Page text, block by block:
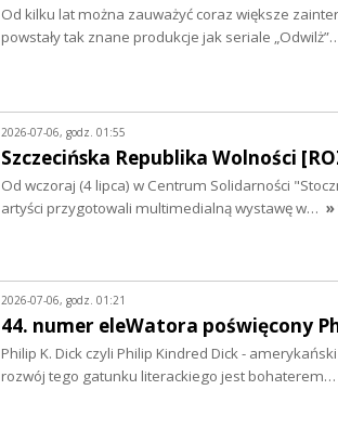
Od kilku lat można zauważyć coraz większe
powstały tak znane produkcje jak seriale
2026-07-06, godz. 01:55
Szczecińska Republika Wolności
Od wczoraj (4 lipca) w Centrum Solidarności
artyści przygotowali multimedialną wystawę w… »
2026-07-06, godz. 01:21
44. numer eleWatora poświęcony
Philip K. Dick czyli Philip Kindred Dick -
rozwój tego gatunku literackiego jest bohaterem…